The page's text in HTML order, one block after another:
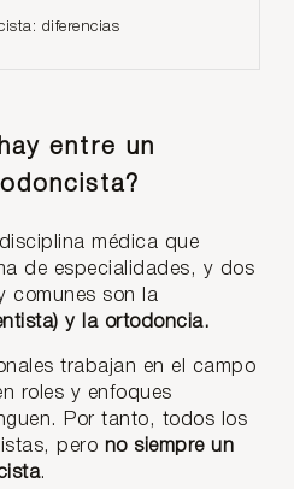
diferencias
entre un
médica que
de especialidades, y dos
comunes son la
y la ortodoncia.
trabajan en el campo
roles y enfoques
Por tanto, todos los
pero no siempre un
.